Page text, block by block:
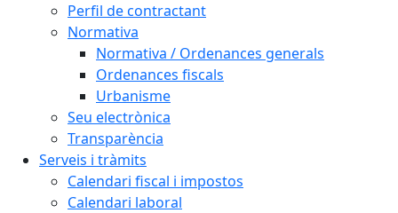
Perfil de contractant
Normativa
Normativa / Ordenances generals
Ordenances fiscals
Urbanisme
Seu electrònica
Transparència
Serveis i tràmits
Calendari fiscal i impostos
Calendari laboral